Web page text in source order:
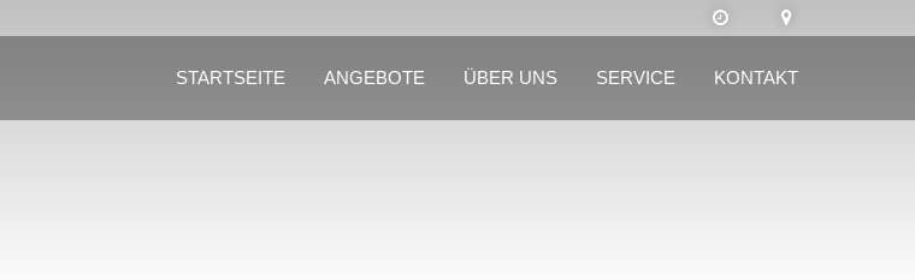
STARTSEITE ANGEBOTE ÜBER UNS SERVICE KONTAKT